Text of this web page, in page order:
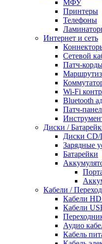
МФУ
Принтеры
Телефоны
Интернет и сеть
Сетевой
Патч-
Wi-Fi
Bluetooth
Патч-
Диски /
Диски
Зарядные
Батарейки
Кабели /
Кабели
Кабели
Аудио
Кабель